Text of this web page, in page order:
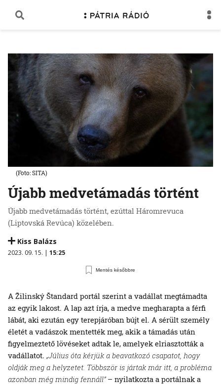
Újabb medvetámadás történt
Újabb medvetámadás történt, ezúttal Háromrevuca
(Liptovská Revúca) közelében.
Kiss Balázs
2023. 09. 15. | 15:25
Mentés későbbre
(Foto: SITA)
A Žilinský Štandard portál szerint a vadállat megtámadta
az egyik lakost. A lap azt írja, a medve megharapta a férfi
lábát, aki ezután egy terepjáróban bújt el. A sérült személy
életét a vadászok mentették meg, akik a támadás után
figyelmeztető lövéseket adtak le, amelyek elriasztották a
vadállatot. „Július óta kérjük a beavatkozó csapatot, hogy
oldják meg a helyzetet. Többször is jártak már itt, a probléma
azonban még mindig fennáll”– nyilatkozta a portálnak a